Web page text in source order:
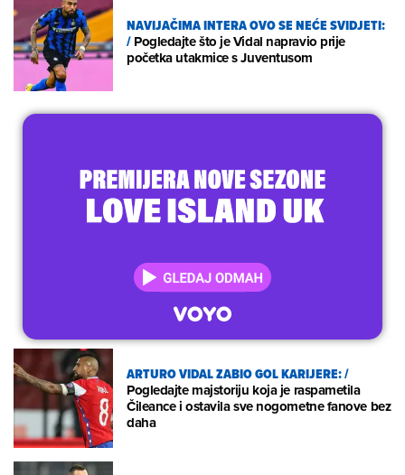
NAVIJAČIMA INTERA OVO SE NEĆE SVIDJETI:
/Pogledajte što je Vidal napravio prije
početka utakmice s Juventusom
ARTURO VIDAL ZABIO GOL KARIJERE:/
Pogledajte majstoriju koja je raspametila
Čileance i ostavila sve nogometne fanove bez
daha